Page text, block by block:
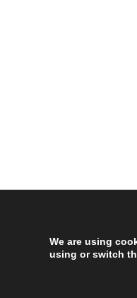
We are using
using or switch